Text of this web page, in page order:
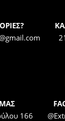
ΜΑΣ
166